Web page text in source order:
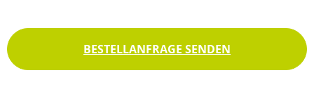
BESTELLANFRAGE SENDEN